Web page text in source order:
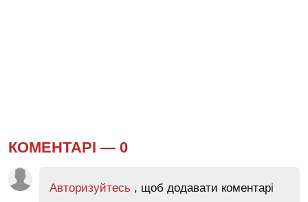
КОМЕНТАРІ — 0
Авторизуйтесь , щоб додавати коментарі